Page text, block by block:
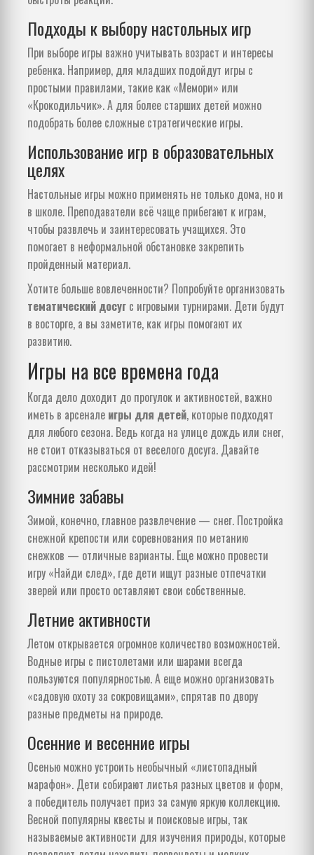
Подходы к выбору настольных игр
При выборе игры важно учитывать возраст и интересы
ребенка. Например, для младших подойдут игры с
простыми правилами, такие как «Мемори» или
«Крокодильчик». А для более старших детей можно
подобрать более сложные стратегические игры.
Использование игр в образовательных
целях
Настольные игры можно применять не только дома, но и
в школе. Преподаватели всё чаще прибегают к играм,
чтобы развлечь и заинтересовать учащихся. Это
помогает в неформальной обстановке закрепить
пройденный материал.
Хотите больше вовлеченности? Попробуйте организовать
тематический досуг с игровыми турнирами. Дети будут
в восторге, а вы заметите, как игры помогают их
развитию.
Игры на все времена года
Когда дело доходит до прогулок и активностей, важно
иметь в арсенале игры для детей, которые подходят
для любого сезона. Ведь когда на улице дождь или снег,
не стоит отказываться от веселого досуга. Давайте
рассмотрим несколько идей!
Зимние забавы
Зимой, конечно, главное развлечение — снег. Постройка
снежной крепости или соревнования по метанию
снежков — отличные варианты. Еще можно провести
игру «Найди след», где дети ищут разные отпечатки
зверей или просто оставляют свои собственные.
Летние активности
Летом открывается огромное количество возможностей.
Водные игры с пистолетами или шарами всегда
пользуются популярностью. А еще можно организовать
«садовую охоту за сокровищами», спрятав по двору
разные предметы на природе.
Осенние и весенние игры
Осенью можно устроить необычный «листопадный
марафон». Дети собирают листья разных цветов и форм,
а победитель получает приз за самую яркую коллекцию.
Весной популярны квесты и поисковые игры, так
называемые активности для изучения природы, которые